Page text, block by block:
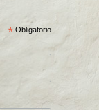
* Obligatorio